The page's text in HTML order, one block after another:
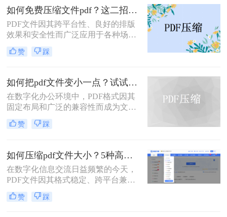
书，还是设计精美的产品手册——都
会给邮件发送、云端存储和即时传输
带来诸多不便。幸运的是，通过一系
列高效的方法，我们可以显著减小
PDF文件的体积，而无需牺牲过多的
可读性。那么pdf文件怎么压缩大小
法，从在线工具到专业软件，从自动
优化到手动精调，助您轻松驾驭PDF
文件大小。
如何免费压缩文件pdf？这二招快来看！
PDF文件因其跨平台性、良好的排版
效果和安全性而广泛应用于各种场
合。然而，过大的PDF文件可能会给
传输和存储带来不便。那么如何免费
压缩PDF文件的方法，帮助您轻松解
决PDF文件过大的问题。
赞 踩
如何把pdf文件变小一点？试试这两种简单有效的方法压缩大小
在数字化办公环境中，PDF格式因其
固定布局和广泛的兼容性而成为文档
分享的理想选择。然而，当PDF文件
包含大量图像或复杂排版时，其体积
处理带来不便。那么如何把pdf文件变
小一点呢？本文将介绍两种简单有效
的方法来压缩PDF文件大小，帮助您
节省空间并提高工作效率。
赞 踩
如何压缩pdf文件大小？5种高效压缩全面解析！
在数字化信息交流日益频繁的今天，
PDF文件因其格式稳定、跨平台兼容
的特性而成为文档分发的首选。然
而，过大的PDF文件常常带来诸多不
赞 踩